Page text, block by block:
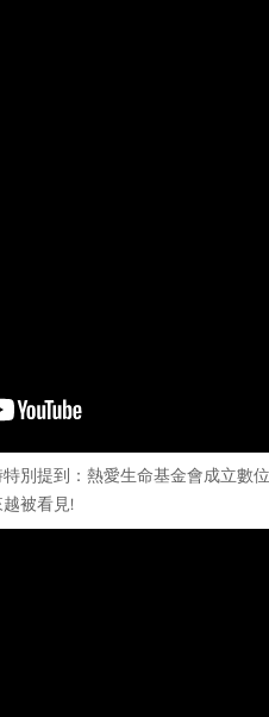
別提到：熱愛生命基金會成立數
被看見!